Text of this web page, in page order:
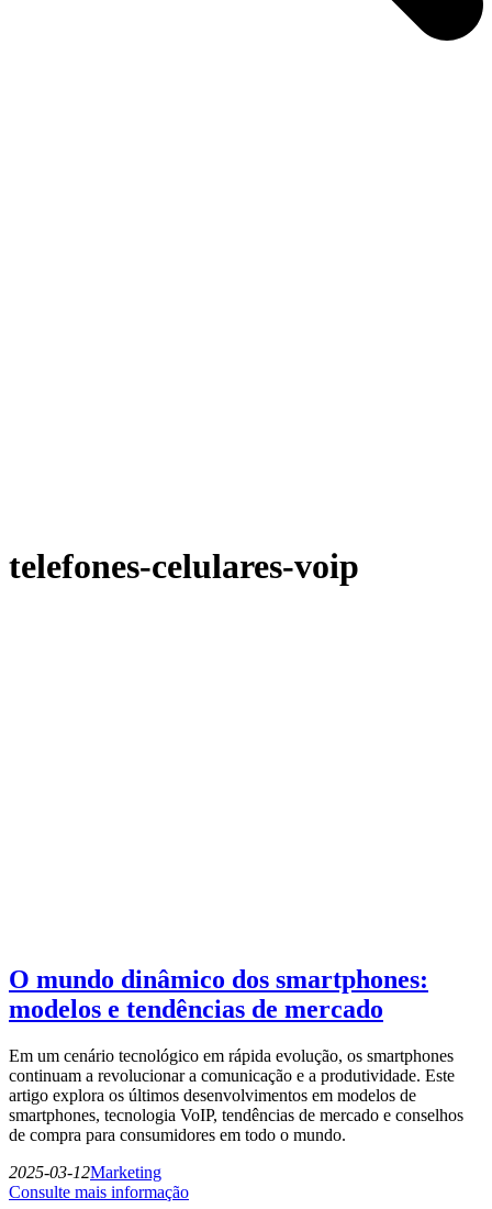
telefones-celulares-voip
O mundo dinâmico dos smartphones:
modelos e tendências de mercado
Em um cenário tecnológico em rápida evolução, os smartphones
continuam a revolucionar a comunicação e a produtividade. Este
artigo explora os últimos desenvolvimentos em modelos de
smartphones, tecnologia VoIP, tendências de mercado e conselhos
de compra para consumidores em todo o mundo.
2025-03-12Marketing
Consulte mais informação